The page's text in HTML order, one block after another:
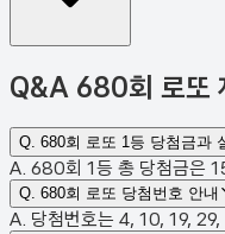
Q&A 680회 로또
Q. 680회 로또 1등 당첨금과
A. 680회 1등 총 당첨금은
Q. 680회 로또 당첨번호 안내
A. 당첨번호는 4, 10, 19,